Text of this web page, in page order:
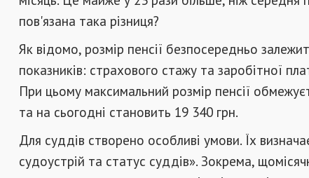
пов'язана така різниця?
Як відомо, розмір пенсії безпосередньо
показників: страхового стажу та заробітної
При цьому максимальний розмір пенсії
та на сьогодні становить 19 340 грн.
Для суддів створено особливі умови. Їх
судоустрій та статус суддів». Зокрема,